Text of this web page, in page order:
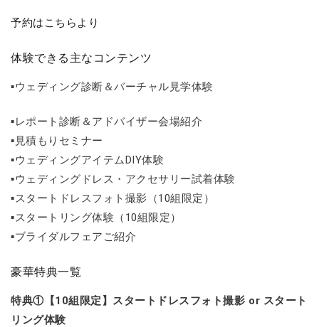
予約はこちらより
体験できる主なコンテンツ
▪️ウェディング診断＆バーチャル見学体験
▪️レポート診断＆アドバイザー会場紹介
▪️見積もりセミナー
▪️ウェディングアイテムDIY体験
▪️ウェディングドレス・アクセサリー試着体験
▪️スタートドレスフォト撮影（10組限定）
▪️スタートリング体験（10組限定）
▪️ブライダルフェアご紹介
豪華特典一覧
特典①【10組限定】スタートドレスフォト撮影 or スタート
リング体験